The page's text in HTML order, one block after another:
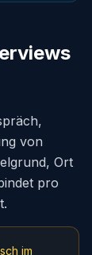
von
Ort
pro
im